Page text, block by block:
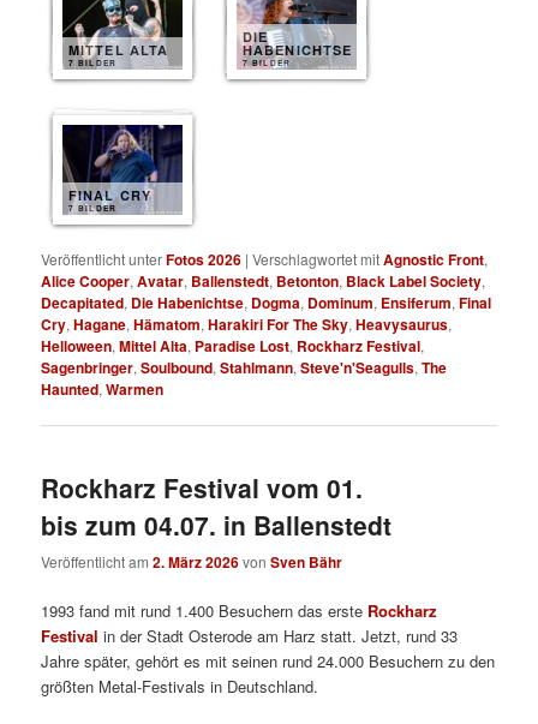
MITTEL ALTA
7 BILDER
DIE
HABENICHTSE
7 BILDER
FINAL CRY
7 BILDER
Veröffentlicht unterFotos 2026 |Verschlagwortet mitAgnostic Front,
Alice Cooper,Avatar, Ballenstedt, Betonton, Black Label Society,
Decapitated, Die Habenichtse, Dogma, Dominum, Ensiferum,Final
Cry,Hagane,Hämatom,Harakiri For The Sky,Heavysaurus,
Helloween,Mittel Alta, Paradise Lost, Rockharz Festival,
Sagenbringer,Soulbound,Stahlmann,Steve'n'Seagulls,The
Haunted,Warmen
Rockharz Festival vom 01.
bis zum 04.07. in Ballenstedt
Veröffentlicht am2. März 2026vonSven Bähr
1993 fand mit rund 1.400 Besuchern das erste Rockharz
Festival in der Stadt Osterode am Harz statt.Jetzt, rund 33
Jahre später, gehört es mit seinen rund 24.000 Besuchern zu den
größten Metal-Festivals in Deutschland.